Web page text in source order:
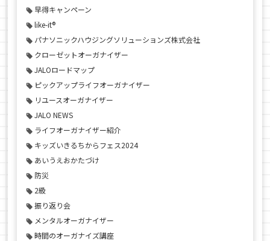
早得キャンペーン
like-it®
パナソニックハウジングソリューションズ株式会社
クローゼットオーガナイザー
JALOロードマップ
ピックアップライフオーガナイザー
リユースオーガナイザー
JALO NEWS
ライフオーガナイザー紹介
キッズいきるちからフェス2024
あいうえおかたづけ
防災
2級
振り返り会
メンタルオーガナイザー
時間のオーガナイズ講座